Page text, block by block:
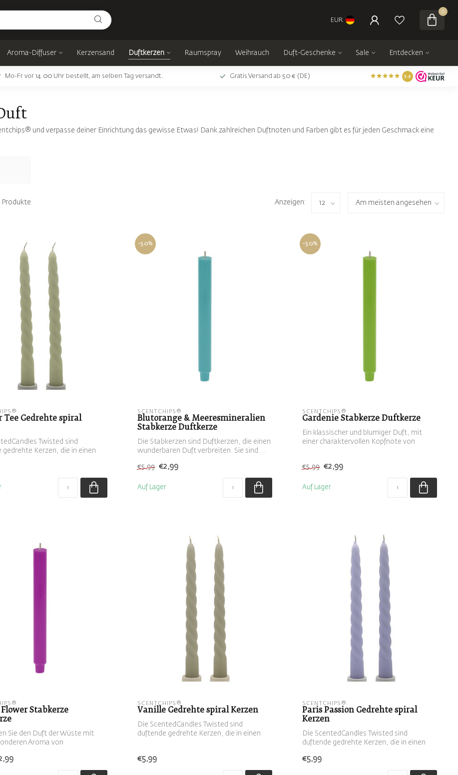
EUR
0
Aroma-Diffuser Kerzensand Duftkerzen Raumspray Weihrauch Duft-Geschenke Sale Entdecken
Mo-Fr vor 14.00 Uhr bestellt, am selben Tag versandt. Gratis Versand ab 50 € (DE) 9.4
und verpasse deiner Einrichtung das gewisse Etwas! Dank zahlreichen Duftnoten und Farben gibt es für jeden Geschmack eine
Produkte Anzeigen:
Tee Gedrehte spiral
Twisted sind
gedrehte Kerzen, die in einen
-50%
SCENTCHIPS®
Blutorange & Meeresmineralien
Stabkerze Duftkerze
Die Stabkerzen sind Duftkerzen, die einen
wunderbaren Duft verbreiten. Sie sind ...
€5,99 €2,99
Auf Lager
-50%
SCENTCHIPS®
Gardenie Stabkerze Duftkerze
Ein klassischer und blumiger Duft, mit
einer charaktervollen Kopfnote von
€5,99 €2,99
Auf Lager
Flower Stabkerze
Sie den Duft der Wüste mit
Aroma von
SCENTCHIPS®
Vanille Gedrehte spiral Kerzen
Die ScentedCandles Twisted sind
duftende gedrehte Kerzen, die in einen
€5,99
SCENTCHIPS®
Paris Passion Gedrehte spiral
Kerzen
Die ScentedCandles Twisted sind
duftende gedrehte Kerzen, die in einen
€5,99